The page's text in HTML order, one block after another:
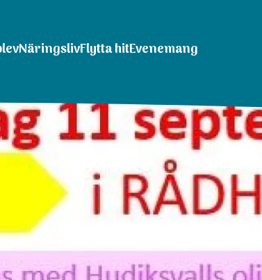
NäringslivFlytta hitEvenemang